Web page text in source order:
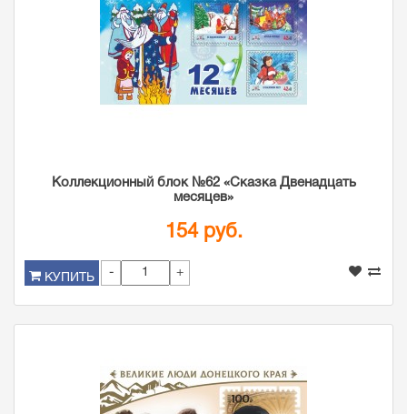
Коллекционный блок №62 «Сказка Двенадцать
месяцев»
154 руб.
КУПИТЬ - +